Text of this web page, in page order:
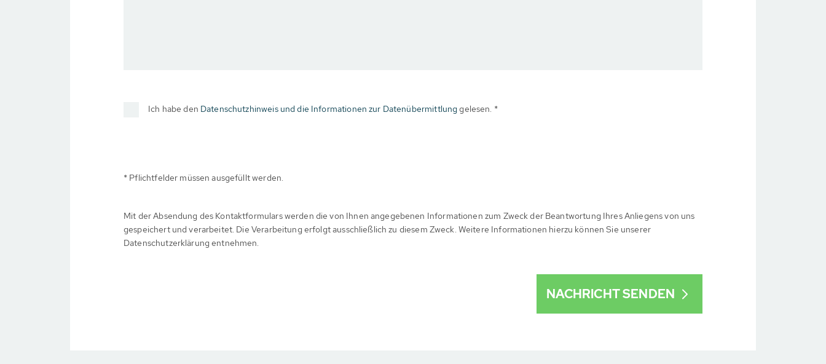
Ich habe den Datenschutzhinweis und die Informationen zur Datenübermittlunggelesen. *
* Pflichtfelder müssen ausgefüllt werden.
Mit der Absendung des Kontaktformulars werden die von Ihnen angegebenen Informationen zum Zweck der Beantwortung Ihres Anliegens von uns
gespeichert und verarbeitet. Die Verarbeitung erfolgt ausschließlich zu diesem Zweck. Weitere Informationen hierzu können Sie unserer
Datenschutzerklärung entnehmen.